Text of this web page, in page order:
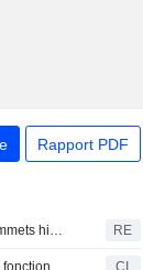
Rapport PDF
Le S&P 500 et le Dow Jones à des sommets historiques portés par l'espoir d'un accord au Moyen-Orient ; SpaceX et AMD pèsent sur la tendance RE
AT&T lance l'amiGO Jr. Tab 2 avec des fonctionnalités améliorées et la connectivité 5G CI